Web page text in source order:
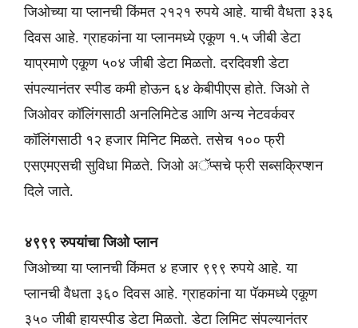
जिओच्या या प्लानची किंमत २१२१ रुपये आहे. याची वैधता ३३६
दिवस आहे. ग्राहकांना या प्लानमध्ये एकूण १.५ जीबी डेटा
याप्रमाणे एकूण ५०४ जीबी डेटा मिळतो. दरदिवशी डेटा
संपल्यानंतर स्पीड कमी होऊन ६४ केबीपीएस होते. जिओ ते
जिओवर कॉलिंगसाठी अनलिमिटेड आणि अन्य नेटवर्कवर
कॉलिंगसाठी १२ हजार मिनिट मिळते. तसेच १०० फ्री
एसएमएसची सुविधा मिळते. जिओ अॅप्सचे फ्री सब्सक्रिप्शन
दिले जाते.
४९९९ रुपयांचा जिओ प्लान
जिओच्या या प्लानची किंमत ४ हजार ९९९ रुपये आहे. या
प्लानची वैधता ३६० दिवस आहे. ग्राहकांना या पॅकमध्ये एकूण
३५० जीबी हायस्पीड डेटा मिळतो. डेटा लिमिट संपल्यानंतर